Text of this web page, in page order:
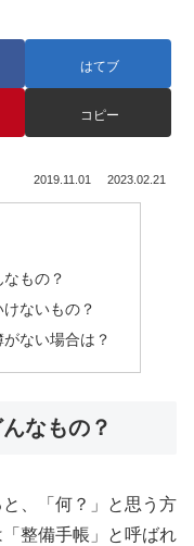
はてブ
コピー
2019.11.01 2023.02.21
もの？
ないもの？
ない場合は？
なもの？
、「何？」と思う方
整備手帳」と呼ばれ